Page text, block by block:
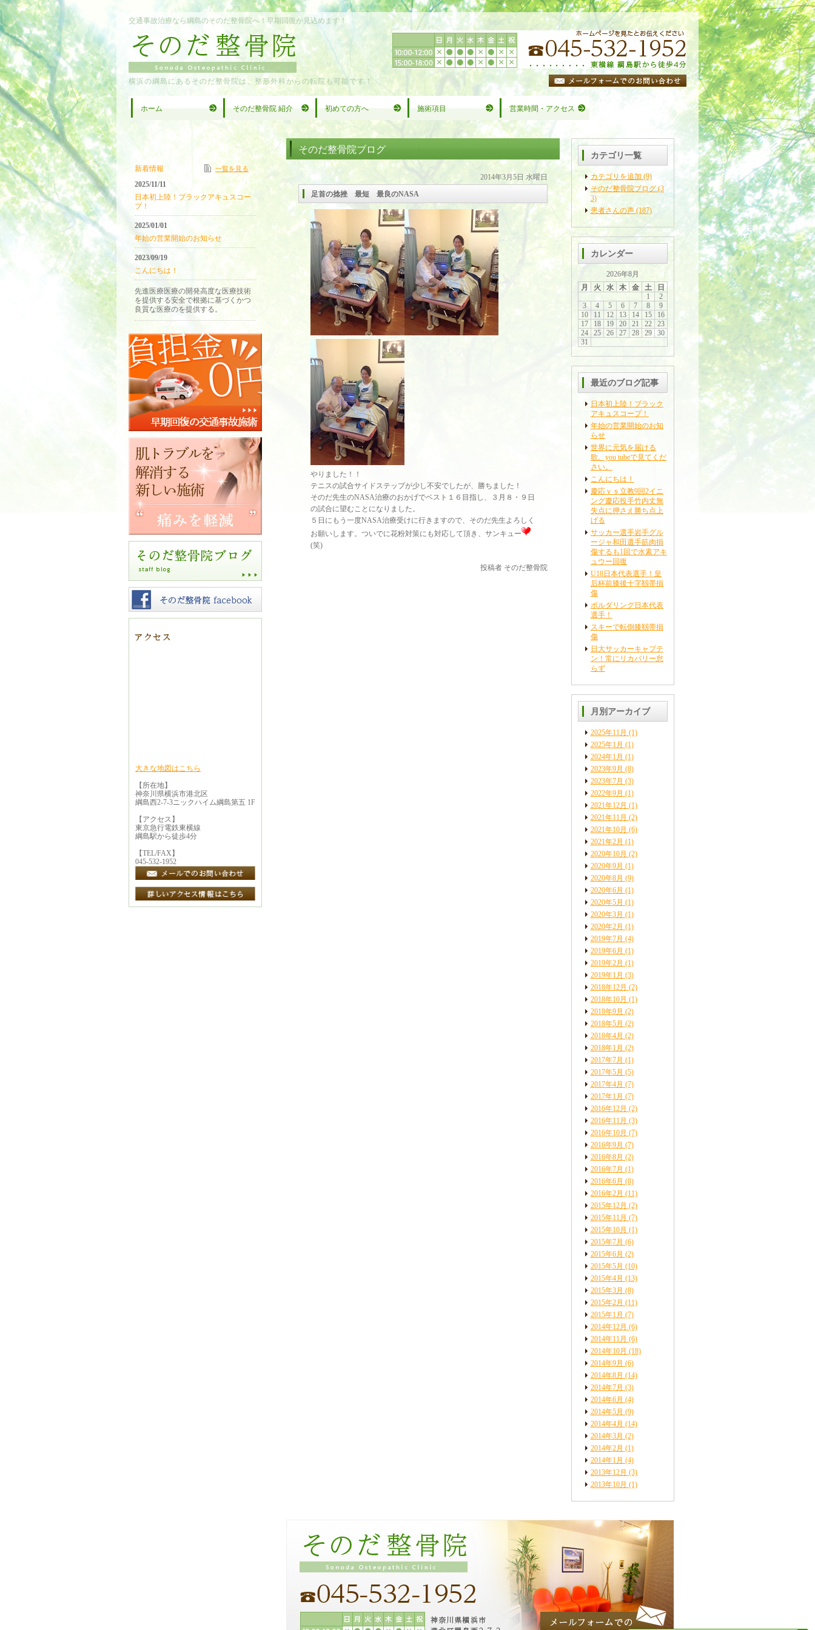
交通事故治療なら綱島のそのだ整骨院へ！早期回復が見込めます！
横浜の綱島にあるそのだ整骨院は、整形外科からの転院も可能です！
ホーム そのだ整骨院 紹介 初めての方へ 施術項目 営業時間・アクセス
そのだ整骨院ブログ
2014年3月5日 水曜日
足首の捻挫 最短 最良のNASA
やりました！！
テニスの試合サイドステップが少し不安でしたが、勝ちました！
そのだ先生のNASA治療のおかげでベスト１６目指し、３月８・９日
の試合に望むことになりました。
５日にもう一度NASA治療受けに行きますので、そのだ先生よろしく
お願いします。ついでに花粉対策にも対応して頂き、サンキュー
(笑)
投稿者 そのだ整骨院
カテゴリ一覧
カテゴリを追加 (9)
そのだ整骨院ブログ (3
3)
患者さんの声 (187)
カレンダー
2026年8月
月
火 水 木 金 土
日
1
2
3
4 5 6 7 8
9
10
11 12 13 14 15
16
17
18 19 20 21 22
23
24
25 26 27 28 29
30
31
最近のブログ記事
日本初上陸！ブラック
アキュスコープ！
年始の営業開始のお知
らせ
世界に元気を届ける
歌。you tubeで見てくだ
さい。
こんにちは！
慶応ｖｓ立教9回2イニ
ング慶応投手竹内丈無
失点に押さえ勝ち点上
げる
サッカー選手岩手グル
ージャ和田選手筋肉損
傷するも1回で水素アキ
ュウー回復
U18日本代表選手！皇
后杯前膝後十字靱帯損
傷
ボルダリング日本代表
選手！
スキーで転倒膝靱帯損
傷
日大サッカーキャプテ
ン！常にリカバリー怠
らず
月別アーカイブ
2025年11月 (1)
2025年1月 (1)
2024年1月 (1)
2023年9月 (8)
2023年7月 (3)
2022年9月 (1)
2021年12月 (1)
2021年11月 (2)
2021年10月 (6)
2021年2月 (1)
2020年10月 (2)
2020年9月 (1)
2020年8月 (9)
2020年6月 (1)
2020年5月 (1)
2020年3月 (1)
2020年2月 (1)
2019年7月 (4)
2019年6月 (1)
2019年2月 (1)
2019年1月 (3)
2018年12月 (2)
2018年10月 (1)
2018年9月 (2)
2018年5月 (2)
2018年4月 (2)
2018年1月 (2)
2017年7月 (1)
2017年5月 (5)
2017年4月 (7)
2017年1月 (7)
2016年12月 (2)
2016年11月 (3)
2016年10月 (7)
2016年9月 (7)
2016年8月 (2)
2016年7月 (1)
2016年6月 (8)
2016年2月 (11)
2015年12月 (2)
2015年11月 (7)
2015年10月 (1)
2015年7月 (6)
2015年6月 (2)
2015年5月 (10)
2015年4月 (13)
2015年3月 (8)
2015年2月 (11)
2015年1月 (7)
2014年12月 (6)
2014年11月 (6)
2014年10月 (18)
2014年9月 (6)
2014年8月 (14)
2014年7月 (3)
2014年6月 (4)
2014年5月 (9)
2014年4月 (14)
2014年3月 (2)
2014年2月 (1)
2014年1月 (4)
2013年12月 (3)
2013年10月 (1)
新着情報 一覧を見る
2025/11/11
日本初上陸！ブラックアキュスコー
プ！
2025/01/01
年始の営業開始のお知らせ
2023/09/19
こんにちは！
先進医療医療の開発高度な医療技術
を提供する安全で根拠に基づくかつ
良質な医療のを提供する。
大きな地図はこちら
【所在地】
神奈川県横浜市港北区
綱島西2-7-3ニックハイム綱島第五 1F
【アクセス】
東京急行電鉄東横線
綱島駅から徒歩4分
【TEL/FAX】
045-532-1952